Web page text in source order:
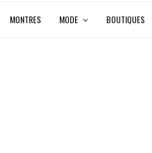
MONTRES MODE BOUTIQUES